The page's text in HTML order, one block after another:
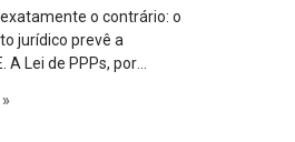
o contrário: o
jurídico prevê a
A Lei de PPPs, por
implantar e gerir o